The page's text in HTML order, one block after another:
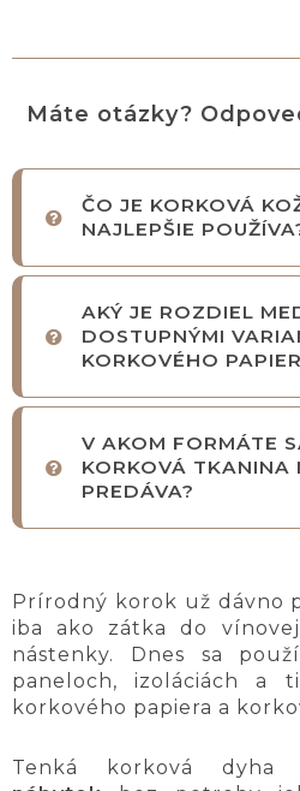
Máte otázky?
ČO JE KORKOVÁ
NAJLEPŠIE
AKÝ JE ROZDIEL
DOSTUPNÝMI
KORKOVÉHO
V AKOM FORMÁTE
KORKOVÁ TKANINA
PREDÁVA?
Prírodný korok už dávno
iba ako zátka do
nástenky. Dnes sa
paneloch, izoláciách a
korkového papiera a
Tenká korková dyha